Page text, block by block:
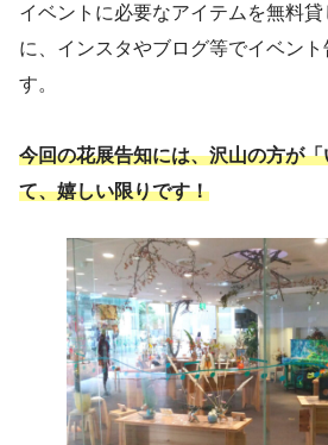
イベントに必要なアイテムを無料
に、インスタやブログ等でイベント
す。
今回の花展告知には、沢山の方が
て、嬉しい限りです！